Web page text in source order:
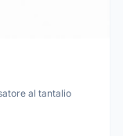
al tantalio